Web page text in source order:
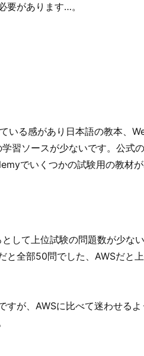
要があります…。
いる感があり日本語の教本、
習ソースが少ないです。公式
でいくつかの試験用の教材が
して上位試験の問題数が少ない
と全部50問でした、AWSだと
すが、AWSに比べて迷わせる